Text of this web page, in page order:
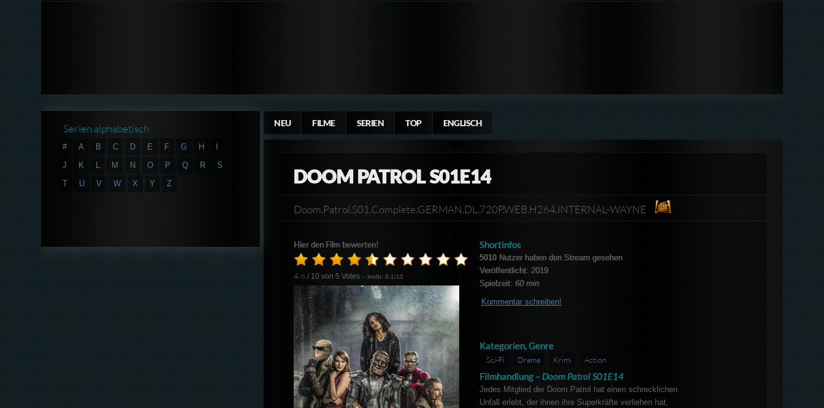
NEU FILME SERIEN TOP ENGLISCH
DOOM PATROL S01E14
Doom.Patrol.S01.Complete.GERMAN.DL.720P.WEB.H264.INTERNAL-WAYNE
Hier den Film bewerten!
4.6 / 10 von5 Votes – Imdb: 8.1/10
Shortinfos
5010Nutzer haben den Stream gesehen
Veröffentlicht: 2019
Spielzeit: 60 min
Kommentar schreiben!
Kategorien, Genre
Sci-Fi Drama Krimi Action
Filmhandlung – Doom Patrol S01E14
Jedes Mitglied der Doom Patrol hat einen schrecklichen
Unfall erlebt, der ihnen ihre Superkräfte verliehen hat,
Serien alphabetisch
# A B C D E F G H
J
K L M N O P Q R
S
T
U V W X Y Z